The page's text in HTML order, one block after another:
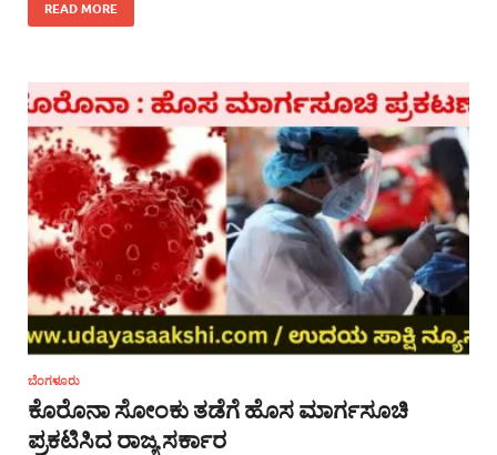
READ MORE
ಬೆಂಗಳೂರು
ಕೊರೊನಾ ಸೋಂಕು ತಡೆಗೆ ಹೊಸ ಮಾರ್ಗಸೂಚಿ
ಪ್ರಕಟಿಸಿದ ರಾಜ್ಯ ಸರ್ಕಾರ